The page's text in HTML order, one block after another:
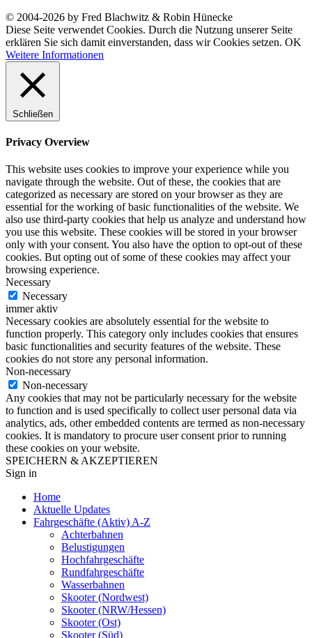
© 2004-2026 by Fred Blachwitz & Robin Hünecke
Diese Seite verwendet Cookies. Durch die Nutzung unserer Seite
erklären Sie sich damit einverstanden, dass wir Cookies setzen. OK
Weitere Informationen
Schließen
Privacy Overview
This website uses cookies to improve your experience while you
navigate through the website. Out of these, the cookies that are
categorized as necessary are stored on your browser as they are
essential for the working of basic functionalities of the website. We
also use third-party cookies that help us analyze and understand how
you use this website. These cookies will be stored in your browser
only with your consent. You also have the option to opt-out of these
cookies. But opting out of some of these cookies may affect your
browsing experience.
Necessary
Necessary
immer aktiv
Necessary cookies are absolutely essential for the website to
function properly. This category only includes cookies that ensures
basic functionalities and security features of the website. These
cookies do not store any personal information.
Non-necessary
Non-necessary
Any cookies that may not be particularly necessary for the website
to function and is used specifically to collect user personal data via
analytics, ads, other embedded contents are termed as non-necessary
cookies. It is mandatory to procure user consent prior to running
these cookies on your website.
SPEICHERN & AKZEPTIEREN
Sign in
Home
Aktuelle Updates
Fahrgeschäfte (Aktiv) A-Z
Achterbahnen
Belustigungen
Hochfahrgeschäfte
Rundfahrgeschäfte
Wasserbahnen
Skooter (Nordwest)
Skooter (NRW/Hessen)
Skooter (Ost)
Skooter (Süd)